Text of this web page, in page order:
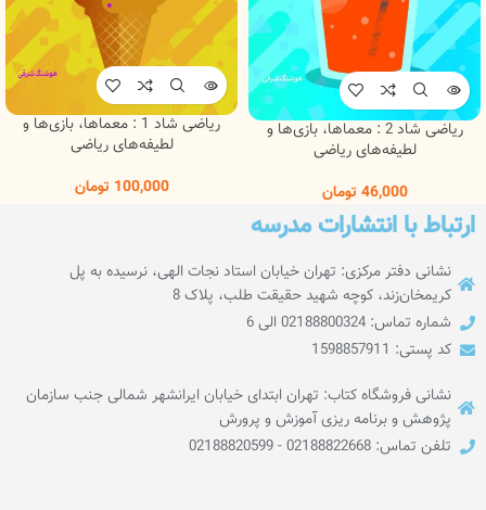
ریاضی شاد 2 : معماها، بازی‌ها و
لطیفه‌های ریاضی
46,000 تومان
ریاضی شاد 1 : معماها، بازی‌ها و
لطیفه‌های ریاضی
100,000 تومان
ارتباط با انتشارات مدرسه
نشانی دفتر مرکزی: تهران خیابان استاد نجات الهی، نرسیده به پل
کریمخان‌زند، کوچه شهید حقیقت طلب، پلاک 8
شماره تماس: 02188800324 الی 6
کد پستی: 1598857911
نشانی فروشگاه کتاب: تهران ابتدای خیابان ایرانشهر شمالی جنب سازمان
پژوهش و برنامه ریزی آموزش و پرورش
تلفن تماس: 02188822668 - 02188820599